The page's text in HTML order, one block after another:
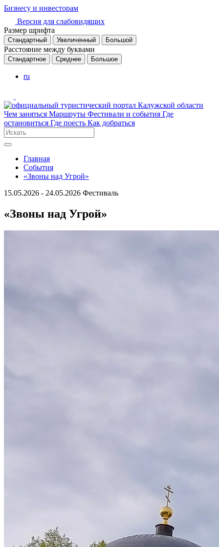
Бизнесу и инвесторам
Версия для слабовидящих
Размер шрифта
Стандартный Увеличенный Большой
Расстояние между буквами
Стандартное Среднее Большое
ru
Чем заняться Маршруты Фестивали и события Где
остановиться Где поесть Как добраться
Главная
События
«Звоны над Угрой»
15.05.2026 - 24.05.2026 Фестиваль
«Звоны над Угрой»